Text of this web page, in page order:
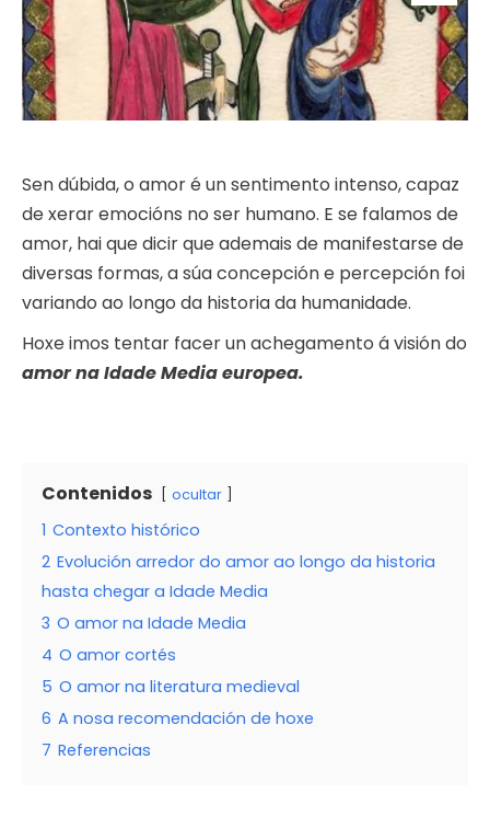
Sen dúbida, o amor é un sentimento intenso, capaz
de xerar emocións no ser humano. E se falamos de
amor, hai que dicir que ademais de manifestarse de
diversas formas, a súa concepción e percepción foi
variando ao longo da historia da humanidade.
Hoxe imos tentar facer un achegamento á visión do
amor na Idade Media europea.
Contenidos ocultar
1 Contexto histórico
2 Evolución arredor do amor ao longo da historia
hasta chegar a Idade Media
3 O amor na Idade Media
4 O amor cortés
5 O amor na literatura medieval
6 A nosa recomendación de hoxe
7 Referencias